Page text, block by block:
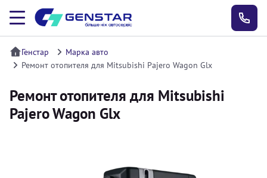
Генстар
Марка авто
Ремонт отопителя для Mitsubishi Pajero Wagon Glx
Ремонт отопителя для Mitsubishi
Pajero Wagon Glx